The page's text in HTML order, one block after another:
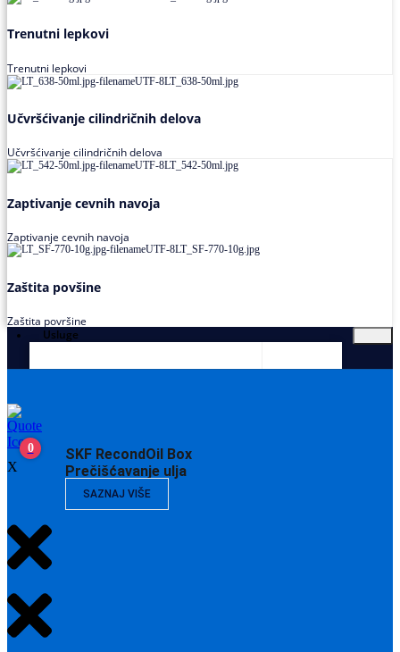
Trenutni lepkovi
Trenutni lepkovi
Učvršćivanje cilindričnih delova
Učvršćivanje cilindričnih delova
Zaptivanje cevnih navoja
Zaptivanje cevnih navoja
Zaštita povšine
Zaštita površine
Usluge
SKF RecondOil Box
Prečišćavanje ulja
SAZNAJ VIŠE
0
X